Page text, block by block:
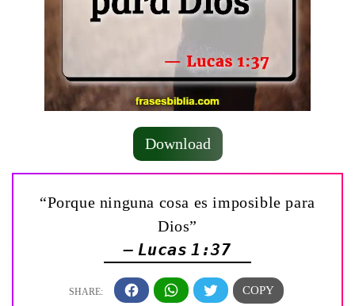
Download
“Porque ninguna cosa es imposible para
Dios”
— Lucas 1:37